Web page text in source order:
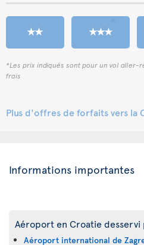
*Les prix indiqués sont pour un vol aller-
frais
Plus d'offres de forfaits vers la
Informations importantes
Aéroport en Croatie desservi
Aéroport international de